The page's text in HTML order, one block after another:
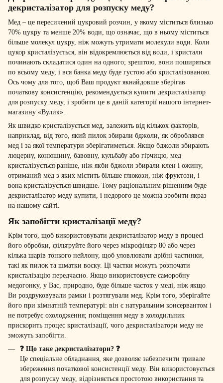
декристалізатор для розпуску меду?
Мед – це пересичений цукровий розчин, у якому міститься близько
70% цукру та менше 20% води, що означає, що в ньому міститься
більше молекул цукру, ніж можуть утримати молекули води. Коли
цукор кристалізується, він відокремлюється від води, і кристали
починають складатися один на одного; зрештою, вони поширяться
по всьому меду, і вся банка меду буде густою або кристалізованою.
Ось чому для того, щоб Ваш продукт якнайдовше зберігав
початкову консистенцію, рекомендується купити декристалізатор
для розпуску меду, і зробити це в даній категорії нашого інтернет-
магазину «Вулик».
Як швидко кристалізується мед, залежить від кількох факторів,
наприклад, від того, який пилок збирали бджоли, як оброблявся
мед і за якої температури зберігатиметься. Якщо бджоли збирають
люцерну, конюшину, бавовну, кульбабу або гірчицю, мед
кристалізується раніше, ніж якби бджоли збирали клен і ожину,
отриманий мед з яких містить більше глюкози, ніж фруктози, і
вона кристалізується швидше. Тому раціональним рішенням буде
декристалізатор меду купити, і недорого це можна зробити якраз
на нашому сайті.
Як запобігти кристалізації меду?
Крім того, щоб використовувати декристалізатор меду в процесі
його обробки, фільтруйте його через мікрофільтр 80 або через
кілька шарів тонкого нейлону, щоб уловлювати дрібні частинки,
такі як пилок та шматки воску. Ці частки можуть розпочати
кристалізацію передчасно. Якщо використовуєте саморобну
медогонку, у Вас, природно, буде більше часток у меді, ніж якщо
Ви роздруковували рамки і розтягували мед. Крім того, зберігайте
його при кімнатній температурі: він є натуральним консервантом і
не потребує охолодження; поміщення меду в холодильник
прискорить процес кристалізації, чого декристалізатори меду не
зможуть запобігти.
❓ Що таке декристалізатори? ❓
Це спеціальне обладнання, яке дозволяє забезпечити тривале
збереження початкової консистенції меду. Він використовується
для розпуску меду, відрізняється простотою використання та